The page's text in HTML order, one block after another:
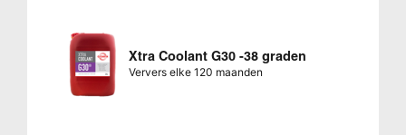
Xtra Coolant G30 -38 graden
Ververs elke 120 maanden